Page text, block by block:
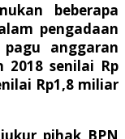
beberapa
pengadaan
anggaran
2018 senilai Rp
Rp1,8 miliar